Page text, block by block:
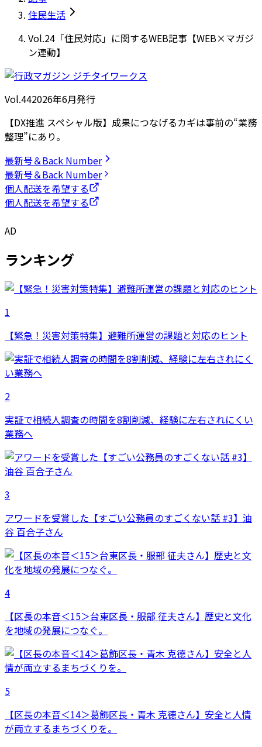
住民生活
Vol.24「住民対応」に関するWEB記事【WEB×マガジ
ン連動】
Vol.442026年6月発行
【DX推進 スペシャル版】成果につなげるカギは事前の“業務
整理”にあり。
最新号＆Back Number
最新号＆Back Number
個人配送を希望する
個人配送を希望する
AD
ランキング
1
【緊急！災害対策特集】避難所運営の課題と対応のヒント
2
実証で相続人調査の時間を8割削減、経験に左右されにくい
業務へ
3
アワードを受賞した【すごい公務員のすごくない話 #3】油
谷 百合子さん
4
【区長の本音＜15＞台東区長・服部 征夫さん】歴史と文化
を地域の発展につなぐ。
5
【区長の本音＜14＞葛飾区長・青木 克德さん】安全と人情
が両立するまちづくりを。